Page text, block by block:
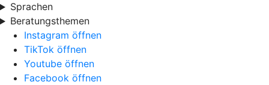
Sprachen
Beratungsthemen
Instagram öffnen
TikTok öffnen
Youtube öffnen
Facebook öffnen